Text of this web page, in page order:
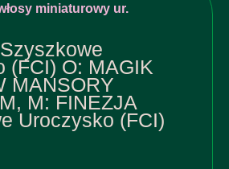
miniaturowy ur.
(FCI) O: MAGIK
MANSORY
M: FINEZJA
Uroczysko (FCI)